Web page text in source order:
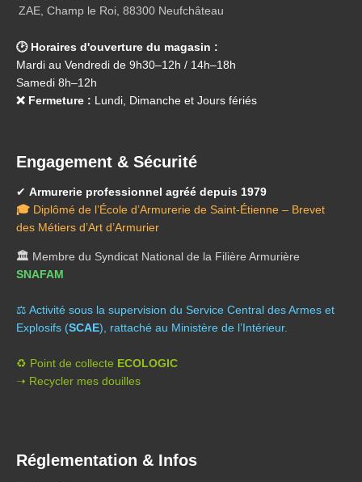
ZAE, Champ le Roi, 88300 Neufchâteau
🕑 Horaires d'ouverture du magasin :
Mardi au Vendredi de 9h30–12h / 14h–18h
Samedi 8h–12h
❌ Fermeture : Lundi, Dimanche et Jours fériés
Engagement & Sécurité
✔ Armurerie professionnel agréé depuis 1979
🎓 Diplômé de l’École d’Armurerie de Saint-Étienne – Brevet
des Métiers d’Art d’Armurier
🏛️ Membre du Syndicat National de la Filière Armurière
SNAFAM
⚖️ Activité sous la supervision du Service Central des Armes et
Explosifs (SCAE), rattaché au Ministère de l’Intérieur.
♻️ Point de collecte ECOLOGIC
➝ Recycler mes douilles
Réglementation & Infos